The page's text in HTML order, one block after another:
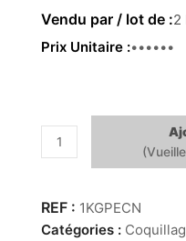
2
Prix Unitaire 3.46 €
quantité
de
Pecten
Nobilis
1KGPECN
Catégories :